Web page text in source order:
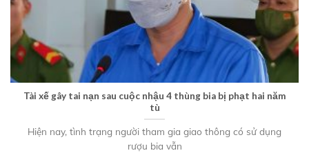
Tài xế gây tai nạn sau cuộc nhậu 4 thùng bia bị phạt hai năm
tù
Hiện nay, tình trạng người tham gia giao thông có sử dụng
rượu bia vẫn